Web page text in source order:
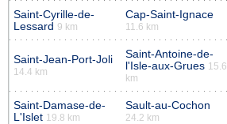
Saint-Cyrille-de-
Lessard 9 km
Cap-Saint-Ignace
11.6 km
Saint-Jean-Port-Joli
14.4 km
Saint-Antoine-de-
l'Isle-aux-Grues 15.6
km
Saint-Damase-de-
L'Islet 19.8 km
Sault-au-Cochon
24.2 km